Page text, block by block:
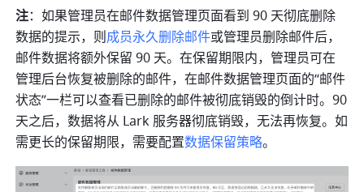
注：如果管理员在邮件数据管理页面看到 90 天彻底删除
数据的提示，则成员永久删除邮件或管理员删除邮件后，
邮件数据将额外保留 90 天。在保留期限内，管理员可在
管理后台恢复被删除的邮件，在邮件数据管理页面的“邮件
状态”一栏可以查看已删除的邮件被彻底销毁的倒计时。90
天之后，数据将从 Lark 服务器彻底销毁，无法再恢复。如
需更长的保留期限，需要配置数据保留策略。